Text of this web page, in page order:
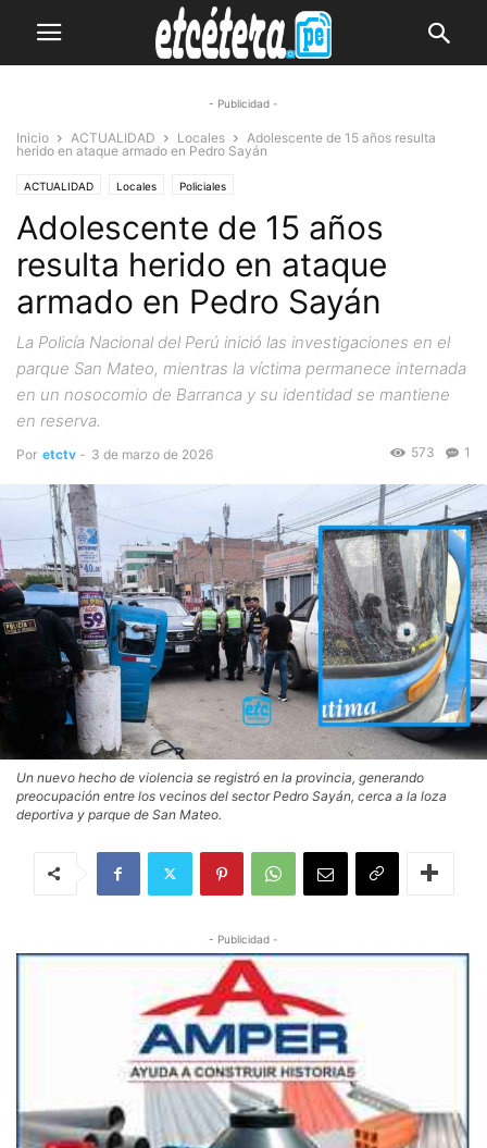
- Publicidad -
Inicio ACTUALIDAD Locales
Adolescente de 15 años resulta
herido en ataque armado en Pedro Sayán
ACTUALIDAD Locales Policiales
Adolescente de 15 años
resulta herido en ataque
armado en Pedro Sayán
La Policía Nacional del Perú inició las investigaciones en el
parque San Mateo, mientras la víctima permanece internada
en un nosocomio de Barranca y su identidad se mantiene
en reserva.
Por etctv - 3 de marzo de 2026 1
573
Un nuevo hecho de violencia se registró en la provincia, generando
preocupación entre los vecinos del sector Pedro Sayán, cerca a la loza
deportiva y parque de San Mateo.
- Publicidad -